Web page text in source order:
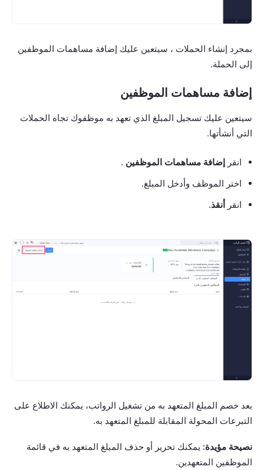
بمجرد إنشاء الحملات ، سيتعين عليك إضافة مساهمات الموظفين
إلى الحملة.
إضافة مساهمات الموظفين
سيتعين عليك تسجيل المبلغ الذي تعهد به موظفوك تجاه الحملات
التي أنشأتها.
انقر إضافة مساهمات الموظفين .
اختر الموظف وأدخل المبلغ.
انقر أنقذ.
بعد خصم المبلغ المتعهد به من تشغيل الرواتب، يمكنك الاطلاع على
التبرعات المحولة المقابلة للمبلغ المتعهد به.
نصيحة مؤيدة: يمكنك تحرير أو حذف المبلغ المتعهد به في قائمة
الموظفين المتعهدين.